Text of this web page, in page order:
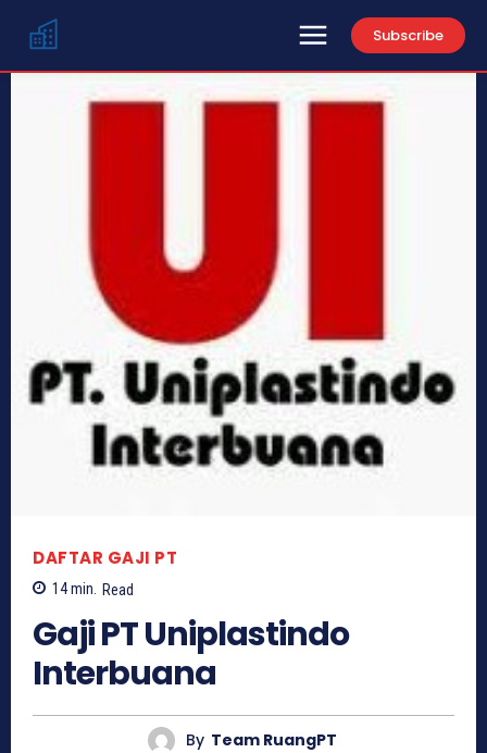
Subscribe
DAFTAR GAJI PT
14min. Read
Gaji PT Uniplastindo
Interbuana
By Team RuangPT